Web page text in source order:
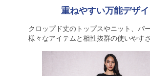
重ねやすい万能デザ
クロップド丈のトップスやニット、パ
様々なアイテムと相性抜群の使いやすさ